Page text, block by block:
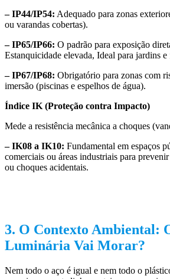
– IP44/IP54: Adequado para zonas
ou varandas cobertas).
– IP65/IP66: O padrão para exposição
Estanquicidade elevada, Ideal para jardins e
– IP67/IP68: Obrigatório para zonas com
imersão (piscinas e espelhos de água).
Índice IK (Proteção contra Impacto)
Mede a resistência mecânica a choques
– IK08 a IK10: Fundamental em espaços
comerciais ou áreas industriais para
ou choques acidentais.
3. O Contexto Ambiental:
Luminária Vai Morar?
Nem todo o aço é igual e nem todo o